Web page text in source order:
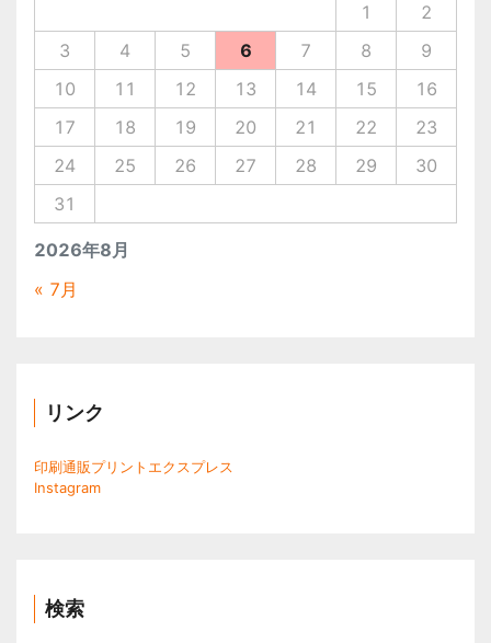
2026年8月
1
2
3
4 5 6 7 8
9
10
11 12 13 14 15
16
17
18 19 20 21 22
23
24
25 26 27 28 29
30
31
« 7月
リンク
印刷通販プリントエクスプレス
Instagram
検索